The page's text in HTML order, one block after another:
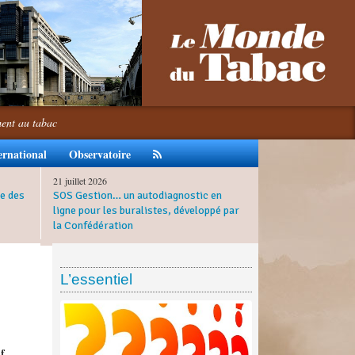
au tabac
Observatoire
des
21 juillet 2026
SOS Gestion… un autodiagnostic en
ligne pour les buralistes, développé par
la Confédération
L’essentiel